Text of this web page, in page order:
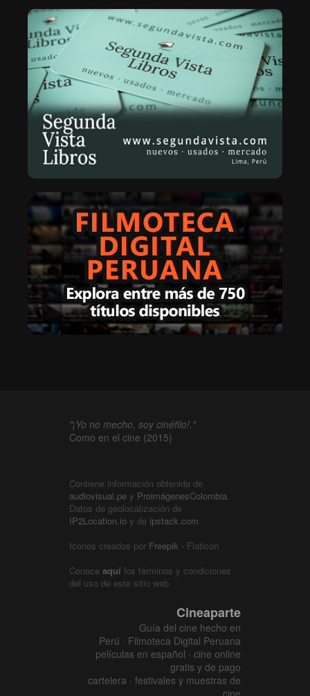
"¡Yo no mecho, soy cinéfilo!."
Como en el cine (2015)
Contiene información obtenida de
audiovisual.pe y ProimágenesColombia.
Datos de geolocalización de
IP2Location.io y de ipstack.com
Iconos creados por Freepik - Flaticon
Conoce aquí los términos y condiciones
del uso de este sitio web.
Cineaparte
Guía del cine hecho en
Perú · Filmoteca Digital Peruana
películas en español · cine online
gratis y de pago
cartelera · festivales y muestras de